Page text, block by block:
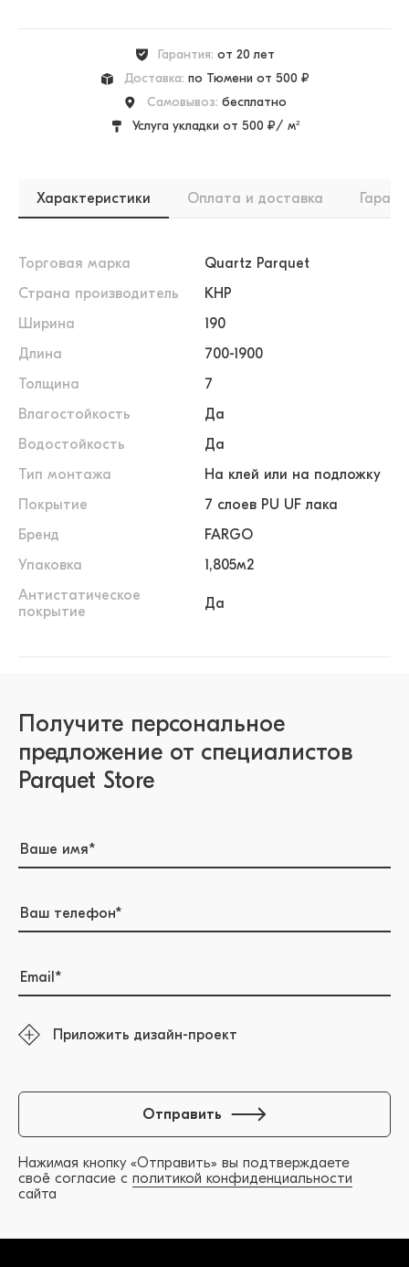
Гарантия: от 20 лет
Доставка: по Тюмени от 500 ₽
Самовывоз: бесплатно
Услуга укладки от 500 ₽/ м²
Характеристики Оплата и доставка
Торговая марка
Quartz Parquet
Страна производитель
КНР
Ширина
190
Длина
700-1900
Толщина
7
Влагостойкость
Да
Водостойкость
Да
Тип монтажа
На клей или на подложку
Покрытие
7 слоев PU UF лака
Бренд
FARGO
Упаковка
1,805м2
Антистатическое
покрытие
Да
Получите персональное
предложение от специалистов
Parquet Store
Приложить дизайн-проект
Нажимая кнопку «Отправить» вы подтверждаете
своё согласие с политикой конфиденциальности
сайта
Отправить